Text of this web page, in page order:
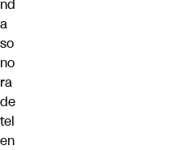
nd
a
so
no
ra
de
tel
en